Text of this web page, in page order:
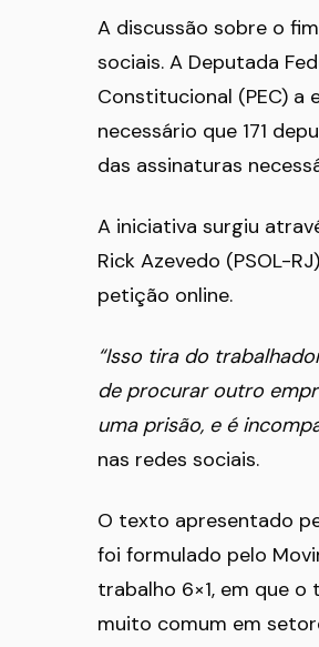
A discussão sobre o
sociais. A Deputada
Constitucional (PEC) a
necessário que 171
das assinaturas
A iniciativa surgiu
Rick Azevedo (PSOL-
petição online.
“Isso tira do
de procurar outro
uma prisão, e é
nas redes sociais.
O texto apresentado
foi formulado pelo
trabalho 6×1, em que
muito comum em